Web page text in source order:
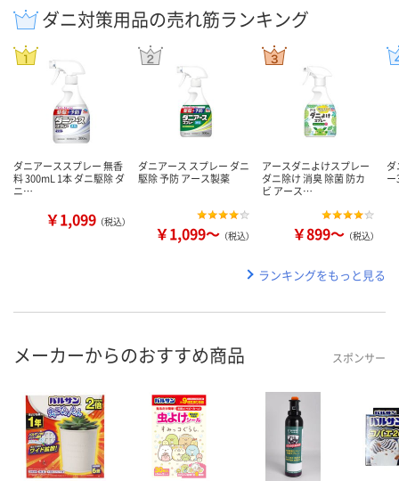
ダニ対策用品の売れ筋ランキング
ダニアーススプレー 無香
料 300mL 1本 ダニ駆除 ダ
ニ…
￥1,099 （税込）
ダニアース スプレー ダニ
駆除 予防 アース製薬
￥1,099～ （税込）
アースダニよけスプレー
ダニ除け 消臭 除菌 防カ
ビ アース…
￥899～ （税込）
ランキングをもっと見る
メーカーからのおすすめ商品 スポンサー